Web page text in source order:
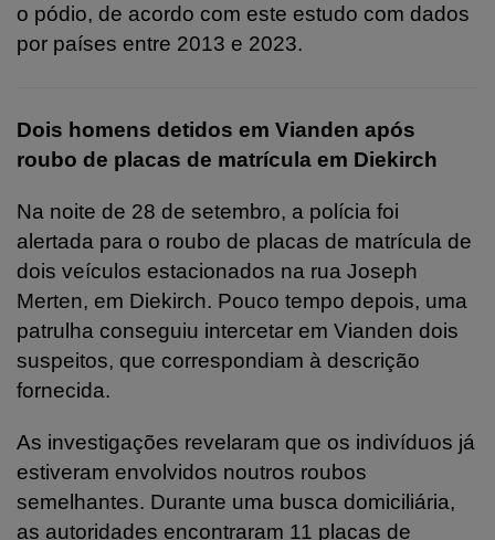
o pódio, de acordo com este estudo com dados
por países entre 2013 e 2023.
Dois homens detidos em Vianden após
roubo de placas de matrícula em Diekirch
Na noite de 28 de setembro, a polícia foi
alertada para o roubo de placas de matrícula de
dois veículos estacionados na rua Joseph
Merten, em Diekirch. Pouco tempo depois, uma
patrulha conseguiu intercetar em Vianden dois
suspeitos, que correspondiam à descrição
fornecida.
As investigações revelaram que os indivíduos já
estiveram envolvidos noutros roubos
semelhantes. Durante uma busca domiciliária,
as autoridades encontraram 11 placas de